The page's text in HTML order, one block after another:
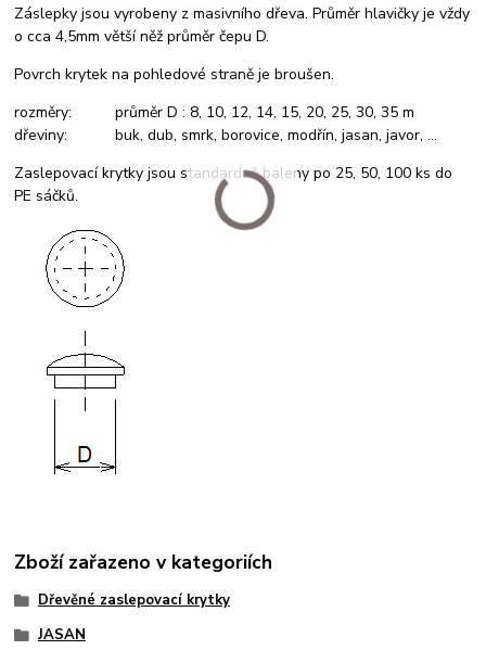
Záslepky jsou vyrobeny z masivního dřeva. Průměr hlavičky je vždy
o cca 4,5mm větší něž průměr čepu D.
Povrch krytek na pohledové straně je broušen.
rozměry: průměr D : 8, 10, 12, 14, 15, 20, 25, 30, 35 m
dřeviny: buk, dub, smrk, borovice, modřín, jasan, javor, ...
Zaslepovací krytky jsou standardně baleny po 25, 50, 100 ks do
PE sáčků.
Zboží zařazeno v kategoriích
Dřevěné zaslepovací krytky
JASAN